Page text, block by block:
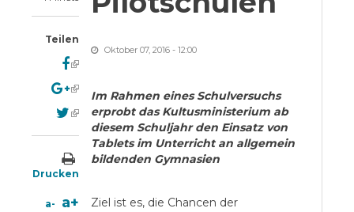
Teilen
(link is external)
(link is external)
(link is external)
Drucken
a- a+
Oktober 07, 2016 - 12:00
Im Rahmen eines Schulversuchs
erprobt das Kultusministerium ab
diesem Schuljahr den Einsatz von
Tablets im Unterricht an allgemein
bildenden Gymnasien
Ziel ist es, die Chancen der